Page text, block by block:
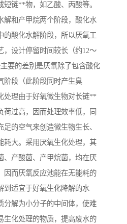
链**物，如乙酸、丙酸等。
解和产甲烷两个阶段，酸化水
的酸化水解阶段，所以厌氧工
，设计停留时间较长（约12～
要的差别是厌氧除了包含酸化
阶段（此阶段同时产生臭
处理由于好氧微生物对长链**
过高，因而处理效率低，同
的空气来创造微生物生长、
耗大。采用厌氧生化处理，其
、产酸菌、产甲烷菌，均在厌
因而厌氧反应池能在无能耗的
到适宜于好氧生化降解的水
分解为小分子的中间体，使难
生化处理的物质，提高废水的